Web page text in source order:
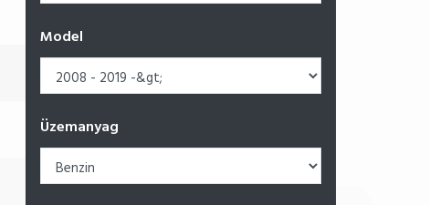
Model
Üzemanyag